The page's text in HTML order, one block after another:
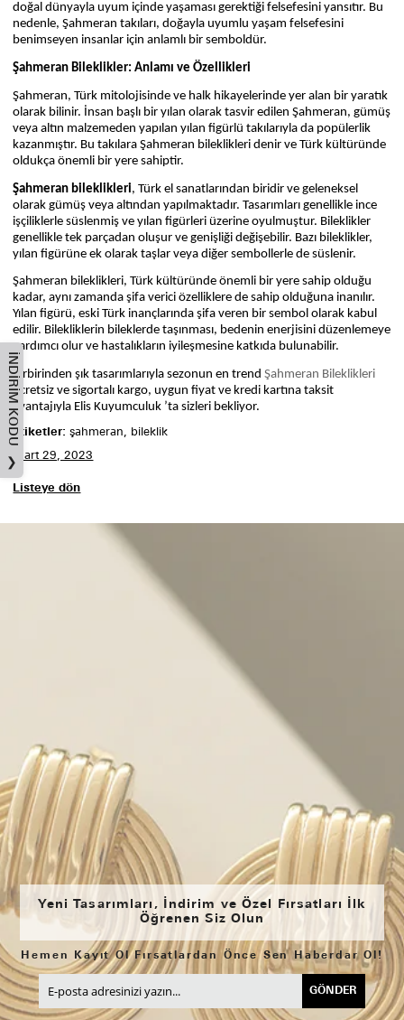
doğal dünyayla uyum içinde yaşaması gerektiği felsefesini yansıtır. Bu
nedenle, Şahmeran takıları, doğayla uyumlu yaşam felsefesini
benimseyen insanlar için anlamlı bir semboldür.
Şahmeran Bileklikler: Anlamı ve Özellikleri
Şahmeran, Türk mitolojisinde ve halk hikayelerinde yer alan bir yaratık
olarak bilinir. İnsan başlı bir yılan olarak tasvir edilen Şahmeran, gümüş
veya altın malzemeden yapılan yılan figürlü takılarıyla da popülerlik
kazanmıştır. Bu takılara Şahmeran bileklikleri denir ve Türk kültüründe
oldukça önemli bir yere sahiptir.
Şahmeran bileklikleri, Türk el sanatlarından biridir ve geleneksel
olarak gümüş veya altından yapılmaktadır. Tasarımları genellikle ince
işçiliklerle süslenmiş ve yılan figürleri üzerine oyulmuştur. Bileklikler
genellikle tek parçadan oluşur ve genişliği değişebilir. Bazı bileklikler,
yılan figürüne ek olarak taşlar veya diğer sembollerle de süslenir.
Şahmeran bileklikleri, Türk kültüründe önemli bir yere sahip olduğu
kadar, aynı zamanda şifa verici özelliklere de sahip olduğuna inanılır.
Yılan figürü, eski Türk inançlarında şifa veren bir sembol olarak kabul
edilir. Bilekliklerin bileklerde taşınması, bedenin enerjisini düzenlemeye
yardımcı olur ve hastalıkların iyileşmesine katkıda bulunabilir.
Birbirinden şık tasarımlarıyla sezonun en trendŞahmeran Bileklikleri
ücretsiz ve sigortalı kargo, uygun fiyat ve kredi kartına taksit
avantajıyla Elis Kuyumculuk ’ta sizleri bekliyor.
Etiketler: şahmeran, bileklik
Mart 29, 2023
Listeye dön
Yeni Tasarımları, İndirim ve Özel Fırsatları İlk
Öğrenen Siz Olun
Hemen Kayıt Ol Fırsatlardan Önce Sen Haberdar Ol!
GÖNDER
İNDIRIM KODU
❯